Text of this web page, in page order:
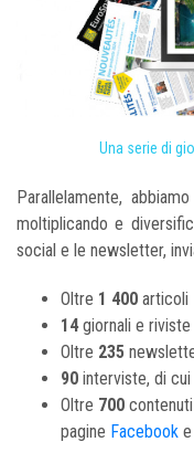
Una serie di
Parallelamente,
moltiplicando e
social e le newsletter,
Oltre 1 400 articoli
14giornali e riviste
Oltre 235
90 interviste, di cui
Oltre 700
pagine Facebook e